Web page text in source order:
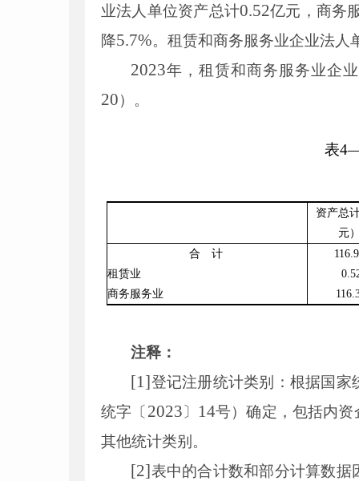
业法人单位资产总计0.52亿元，商务
降5.7%。租赁和商务服务业企业法人
2023年，租赁和商务服务业企
20）。
表4
资产总
元
合 计
116.
租赁业
0.5
商务服务业
116.
注释：
[1]登记注册统计类别：根据国
统字〔 2023 〕 14号）确定，包括内
其他统计类别。
[2]表中的合计数和部分计算数据